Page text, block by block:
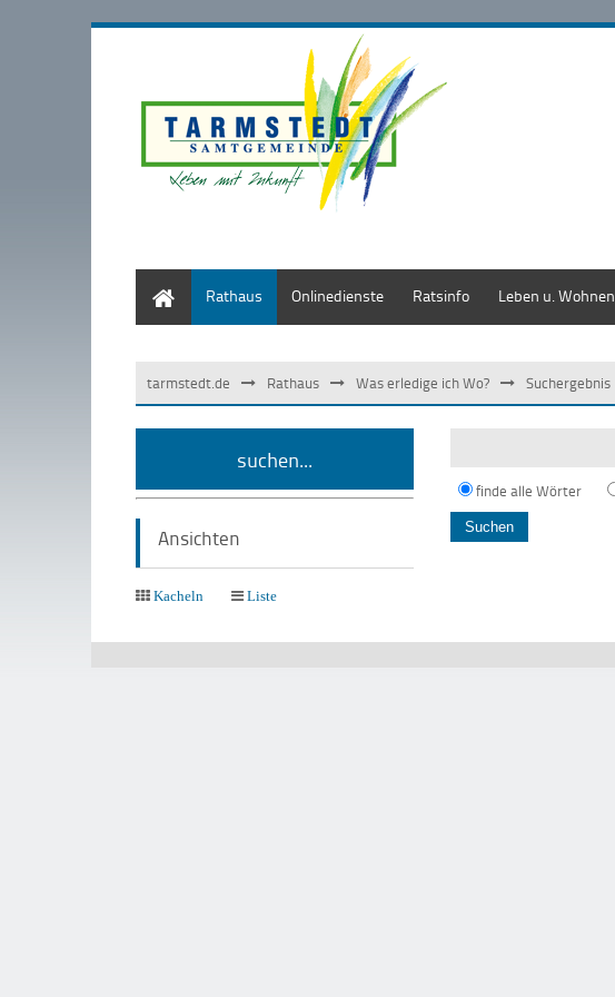
Rathaus Onlinedienste Ratsinfo Leben u. Wohnen
tarmstedt.de Rathaus Was erledige ich Wo? Suchergebnis
suchen...
Ansichten
Kacheln Liste
finde alle Wörter